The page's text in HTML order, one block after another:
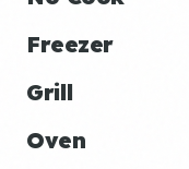
Freezer
Grill
Oven